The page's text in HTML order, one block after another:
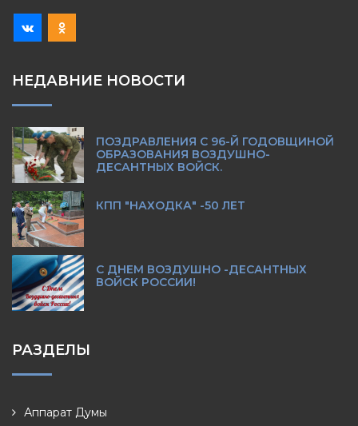
НЕДАВНИЕ НОВОСТИ
ПОЗДРАВЛЕНИЯ С 96-Й ГОДОВЩИНОЙ
ОБРАЗОВАНИЯ ВОЗДУШНО-
ДЕСАНТНЫХ ВОЙСК.
КПП "НАХОДКА" -50 ЛЕТ
С ДНЕМ ВОЗДУШНО -ДЕСАНТНЫХ
ВОЙСК РОССИИ!
РАЗДЕЛЫ
Аппарат Думы